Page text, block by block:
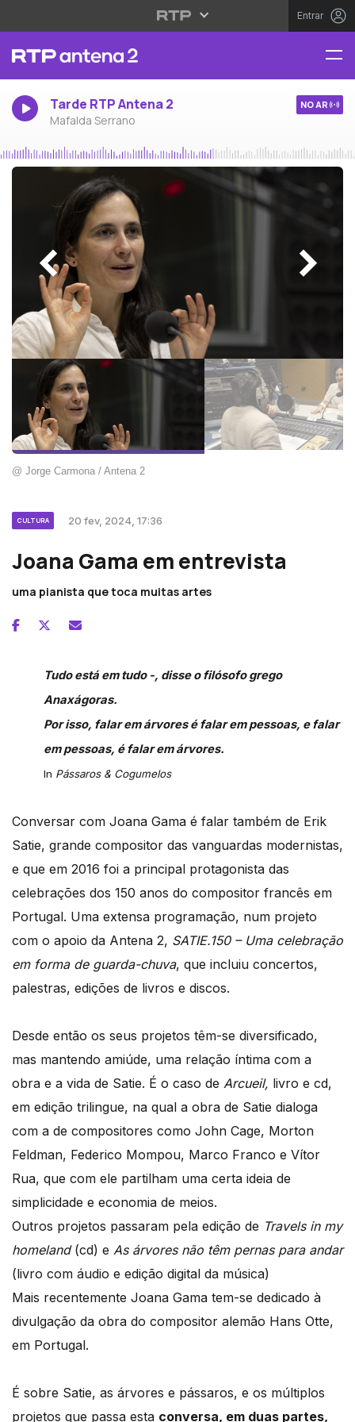
Entrar
Tarde RTP Antena 2
Mafalda Serrano
NO AR
@ Jorge Carmona / Antena 2
CULTURA 20 fev, 2024, 17:36
Joana Gama em entrevista
uma pianista que toca muitas artes
Tudo está em tudo -, disse o filósofo grego
Anaxágoras.
Por isso, falar em árvores é falar em pessoas, e falar
em pessoas, é falar em árvores.
In Pássaros & Cogumelos
Conversar com Joana Gama é falar também de Erik
Satie, grande compositor das vanguardas modernistas,
e que em 2016 foi a principal protagonista das
celebrações dos 150 anos do compositor francês em
Portugal. Uma extensa programação, num projeto
com o apoio da Antena 2, SATIE.150 – Uma celebração
em forma de guarda-chuva, que incluiu concertos,
palestras, edições de livros e discos.
Desde então os seus projetos têm-se diversificado,
mas mantendo amiúde, uma relação íntima com a
obra e a vida de Satie. É o caso de Arcueil, livro e cd,
em edição trilingue, na qual a obra de Satie dialoga
com a de compositores como John Cage, Morton
Feldman, Federico Mompou, Marco Franco e Vítor
Rua, que com ele partilham uma certa ideia de
simplicidade e economia de meios.
Outros projetos passaram pela edição de Travels in my
homeland(cd) e As árvores não têm pernas para andar
(livro com áudio e edição digital da música)
Mais recentemente Joana Gama tem-se dedicado à
divulgação da obra do compositor alemão Hans Otte,
em Portugal.
É sobre Satie, as árvores e pássaros, e os múltiplos
projetos que passa esta conversa, em duas partes,